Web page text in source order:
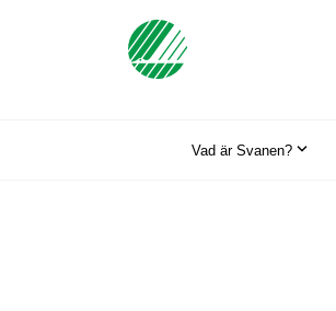
Vad är Svanen?